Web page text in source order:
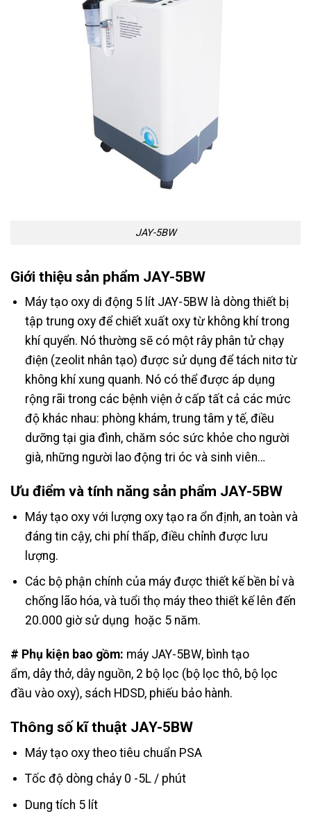
JAY-5BW
Giới thiệu sản phẩm JAY-5BW
Máy tạo oxy di động 5 lít JAY-5BW là dòng thiết bị
tập trung oxy để chiết xuất oxy từ không khí trong
khí quyển. Nó thường sẽ có một rây phân tử chạy
điện (zeolit nhân tạo) được sử dụng để tách nitơ từ
không khí xung quanh. Nó có thể được áp dụng
rộng rãi trong các bệnh viện ở cấp tất cả các mức
độ khác nhau: phòng khám, trung tâm y tế, điều
dưỡng tại gia đình, chăm sóc sức khỏe cho người
già, những người lao động tri óc và sinh viên…
Ưu điểm và tính năng sản phẩm JAY-5BW
Máy tạo oxy với lượng oxy tạo ra ổn định, an toàn và
đáng tin cậy, chi phí thấp, điều chỉnh được lưu
lượng.
Các bộ phận chính của máy được thiết kế bền bỉ và
chống lão hóa, và tuổi thọ máy theo thiết kế lên đến
20.000 giờ sử dụng hoặc 5 năm.
# Phụ kiện bao gồm: máy JAY-5BW, bình tạo
ẩm, dây thở, dây nguồn, 2 bộ lọc (bộ lọc thô, bộ lọc
đầu vào oxy), sách HDSD, phiếu bảo hành.
Thông số kĩ thuật JAY-5BW
Máy tạo oxy theo tiêu chuẩn PSA
Tốc độ dòng chảy 0 -5L / phút
Dung tích 5 lít